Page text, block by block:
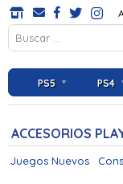
PS5 PS4
ACCESORIOS
Juegos Nuevos